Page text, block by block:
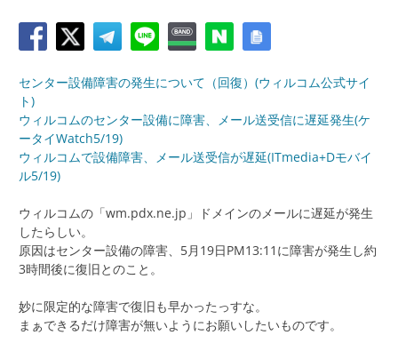
センター設備障害の発生について（回復）(ウィルコム公式サイ
ト)
ウィルコムのセンター設備に障害、メール送受信に遅延発生(ケ
ータイWatch5/19)
ウィルコムで設備障害、メール送受信が遅延(ITmedia+Dモバイ
ル5/19)
ウィルコムの「wm.pdx.ne.jp」ドメインのメールに遅延が発生
したらしい。
原因はセンター設備の障害、5月19日PM13:11に障害が発生し約
3時間後に復旧とのこと。
妙に限定的な障害で復旧も早かったっすな。
まぁできるだけ障害が無いようにお願いしたいものです。